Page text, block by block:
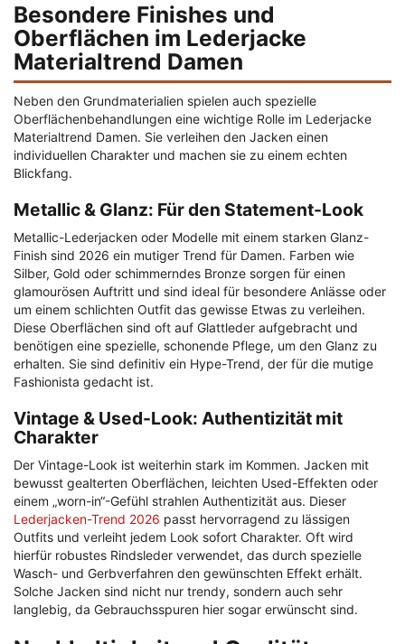
Besondere Finishes und
Oberflächen im Lederjacke
Materialtrend Damen
Neben den Grundmaterialien spielen auch spezielle
Oberflächenbehandlungen eine wichtige Rolle im Lederjacke
Materialtrend Damen. Sie verleihen den Jacken einen
individuellen Charakter und machen sie zu einem echten
Blickfang.
Metallic & Glanz: Für den Statement-Look
Metallic-Lederjacken oder Modelle mit einem starken Glanz-
Finish sind 2026 ein mutiger Trend für Damen. Farben wie
Silber, Gold oder schimmerndes Bronze sorgen für einen
glamourösen Auftritt und sind ideal für besondere Anlässe oder
um einem schlichten Outfit das gewisse Etwas zu verleihen.
Diese Oberflächen sind oft auf Glattleder aufgebracht und
benötigen eine spezielle, schonende Pflege, um den Glanz zu
erhalten. Sie sind definitiv ein Hype-Trend, der für die mutige
Fashionista gedacht ist.
Vintage & Used-Look: Authentizität mit
Charakter
Der Vintage-Look ist weiterhin stark im Kommen. Jacken mit
bewusst gealterten Oberflächen, leichten Used-Effekten oder
einem „worn-in“-Gefühl strahlen Authentizität aus. Dieser
Lederjacken-Trend 2026 passt hervorragend zu lässigen
Outfits und verleiht jedem Look sofort Charakter. Oft wird
hierfür robustes Rindsleder verwendet, das durch spezielle
Wasch- und Gerbverfahren den gewünschten Effekt erhält.
Solche Jacken sind nicht nur trendy, sondern auch sehr
langlebig, da Gebrauchsspuren hier sogar erwünscht sind.